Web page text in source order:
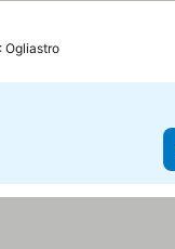
Ogliastro